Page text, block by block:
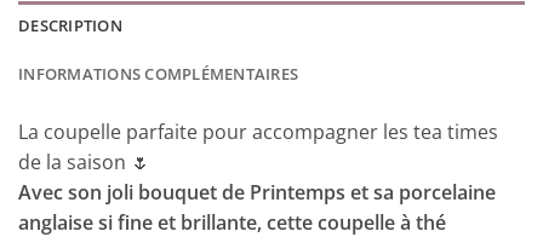
DESCRIPTION
INFORMATIONS COMPLÉMENTAIRES
La coupelle parfaite pour accompagner les tea times
de la saison 🌷
Avec son joli bouquet de Printemps et sa porcelaine
anglaise si fine et brillante, cette coupelle à thé